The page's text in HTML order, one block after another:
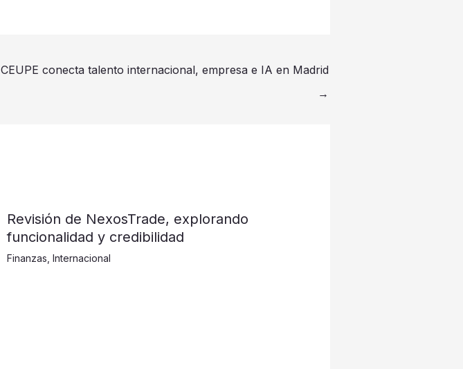
CEUPE conecta talento internacional, empresa e IA en Madrid
→
Revisión de NexosTrade, explorando
funcionalidad y credibilidad
Finanzas Internacional